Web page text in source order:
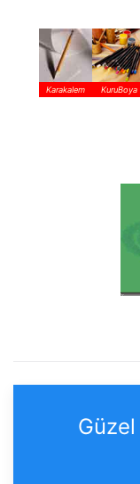
Karakalem KuruBoya
Güzel